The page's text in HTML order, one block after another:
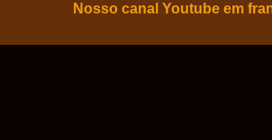
Nosso canal Youtube em